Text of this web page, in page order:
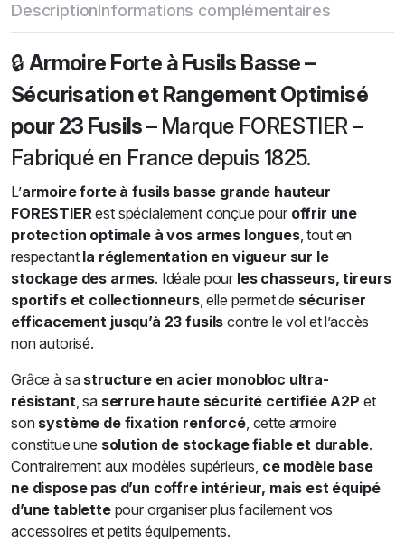
DescriptionInformations complémentaires
🔒 Armoire Forte à Fusils Basse –
Sécurisation et Rangement Optimisé
pour 23 Fusils – Marque FORESTIER –
Fabriqué en France depuis 1825.
L’armoire forte à fusils basse grande hauteur
FORESTIERest spécialement conçue pour offrir une
protection optimale à vos armes longues, tout en
respectant la réglementation en vigueur sur le
stockage des armes. Idéale pour les chasseurs, tireurs
sportifs et collectionneurs, elle permet de sécuriser
efficacement jusqu’à 23 fusils contre le vol et l’accès
non autorisé.
Grâce à sa structure en acier monobloc ultra-
résistant, sa serrure haute sécurité certifiée A2P et
son système de fixation renforcé, cette armoire
constitue une solution de stockage fiable et durable.
Contrairement aux modèles supérieurs, ce modèle base
ne dispose pas d’un coffre intérieur, mais est équipé
d’une tablettepour organiser plus facilement vos
accessoires et petits équipements.